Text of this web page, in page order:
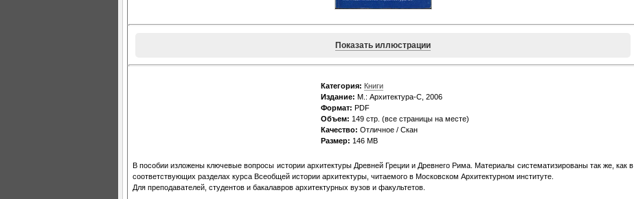
Показать иллюстрации
Категория: Книги
Издание: М.: Архитектура-С, 2006
Формат: PDF
Объем: 149 стр. (все страницы на месте)
Качество: Отличное / Скан
Размер: 146 MB
В пособии изложены ключевые вопросы истории архитектуры Древней Греции и Древнего Рима. Материалы систематизированы так же, как в
соответствующих разделах курса Всеобщей истории архитектуры, читаемого в Московском Архитектурном институте.
Для преподавателей, студентов и бакалавров архитектурных вузов и факультетов.